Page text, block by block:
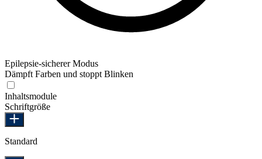
Epilepsie-sicherer Modus
Dämpft Farben und stoppt Blinken
Inhaltsmodule
Schriftgröße
Standard